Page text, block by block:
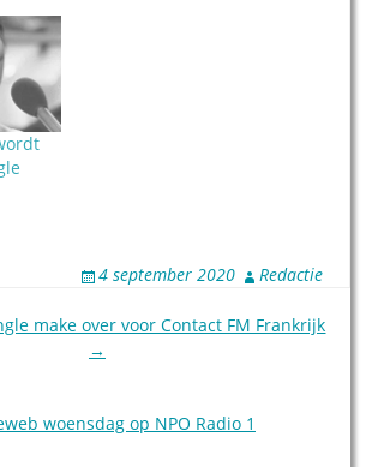
4 september 2020 Redactie
make over voor Contact FM Frankrijk
→
woensdag op NPO Radio 1